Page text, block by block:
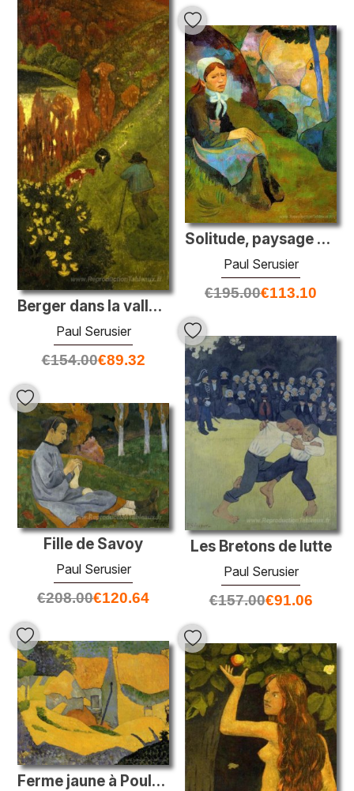
Berger dans la vallée de Chateauneuf
Paul Serusier
€154.00€89.32
Solitude, paysage Huelgoat
Paul Serusier
€195.00€113.10
Les Bretons de lutte
Paul Serusier
€157.00€91.06
Fille de Savoy
Paul Serusier
€208.00€120.64
Ferme jaune à Pouldu